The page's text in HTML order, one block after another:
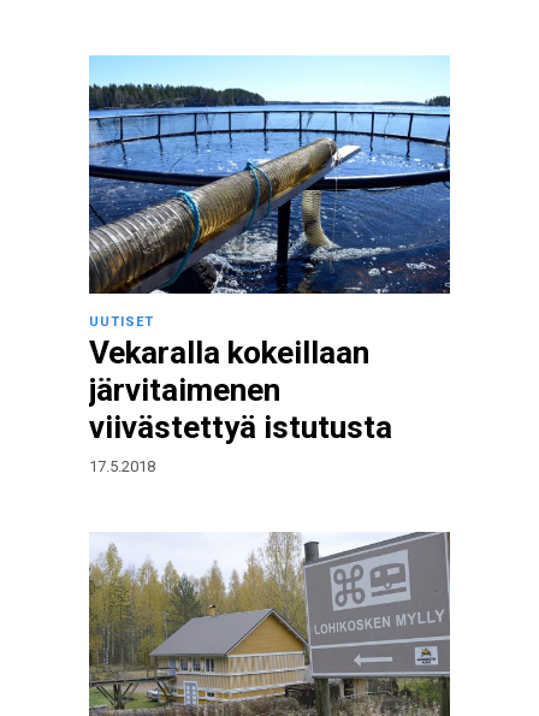
UUTISET
Vekaralla kokeillaan
järvitaimenen
viivästettyä istutusta
17.5.2018